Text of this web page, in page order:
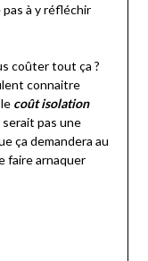
pas à y réfléchir
coûter tout ça ?
connaitre
coût isolation
serait pas une
ça demandera au
faire arnaquer